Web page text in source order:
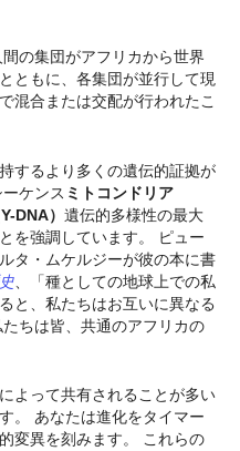
の集団がアフリカから世界
ともに、各集団が並行して現
混合または交配が行われたこ
するより多くの遺伝的証拠が
ケンス ミトコンドリア
DNA） 遺伝的多様性の最大
を強調しています。 ピュー
タ・ムケルジーが彼の本に書
、「種としての地球上での私
と、私たちはお互いに異なる
ちは皆、共通のアフリカの
よって共有されることが多い
。 あなたは進化をタイマー
変異を刻みます。 これらの